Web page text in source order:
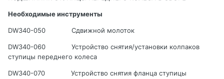
Необходимые инструменты
DW340-050 Сдвижной молоток
DW340-060
Устройство снятия/установки колпаков
ступицы переднего колеса
DW340-070 Устройство снятия фланца ступицы